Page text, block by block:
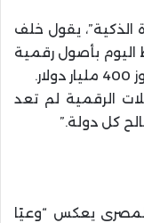
الذكية”، يقول خلف
27 دولة تحتفظ اليوم بأصول رقمية
الرقمية لم تعد
كل دولة.”
يعكس “وعيًا